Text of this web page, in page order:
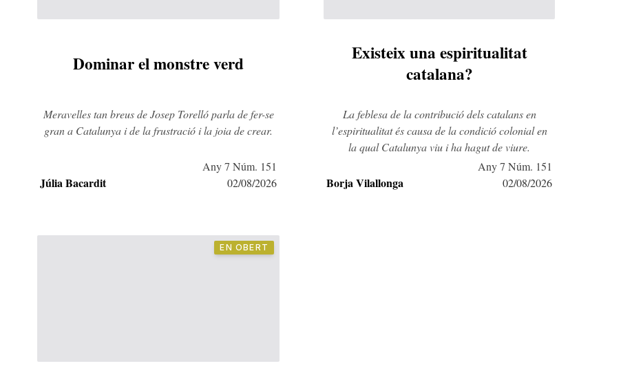
Dominar el monstre verd
Meravelles tan breus de Josep Torelló parla de fer-se
gran a Catalunya i de la frustració i la joia de crear.
Júlia Bacardit
Any 7 Núm. 151
02/08/2026
Existeix una espiritualitat
catalana?
La feblesa de la contribució dels catalans en
l’espiritualitat és causa de la condició colonial en
la qual Catalunya viu i ha hagut de viure.
Borja Vilallonga
Any 7 Núm. 151
02/08/2026
EN OBERT